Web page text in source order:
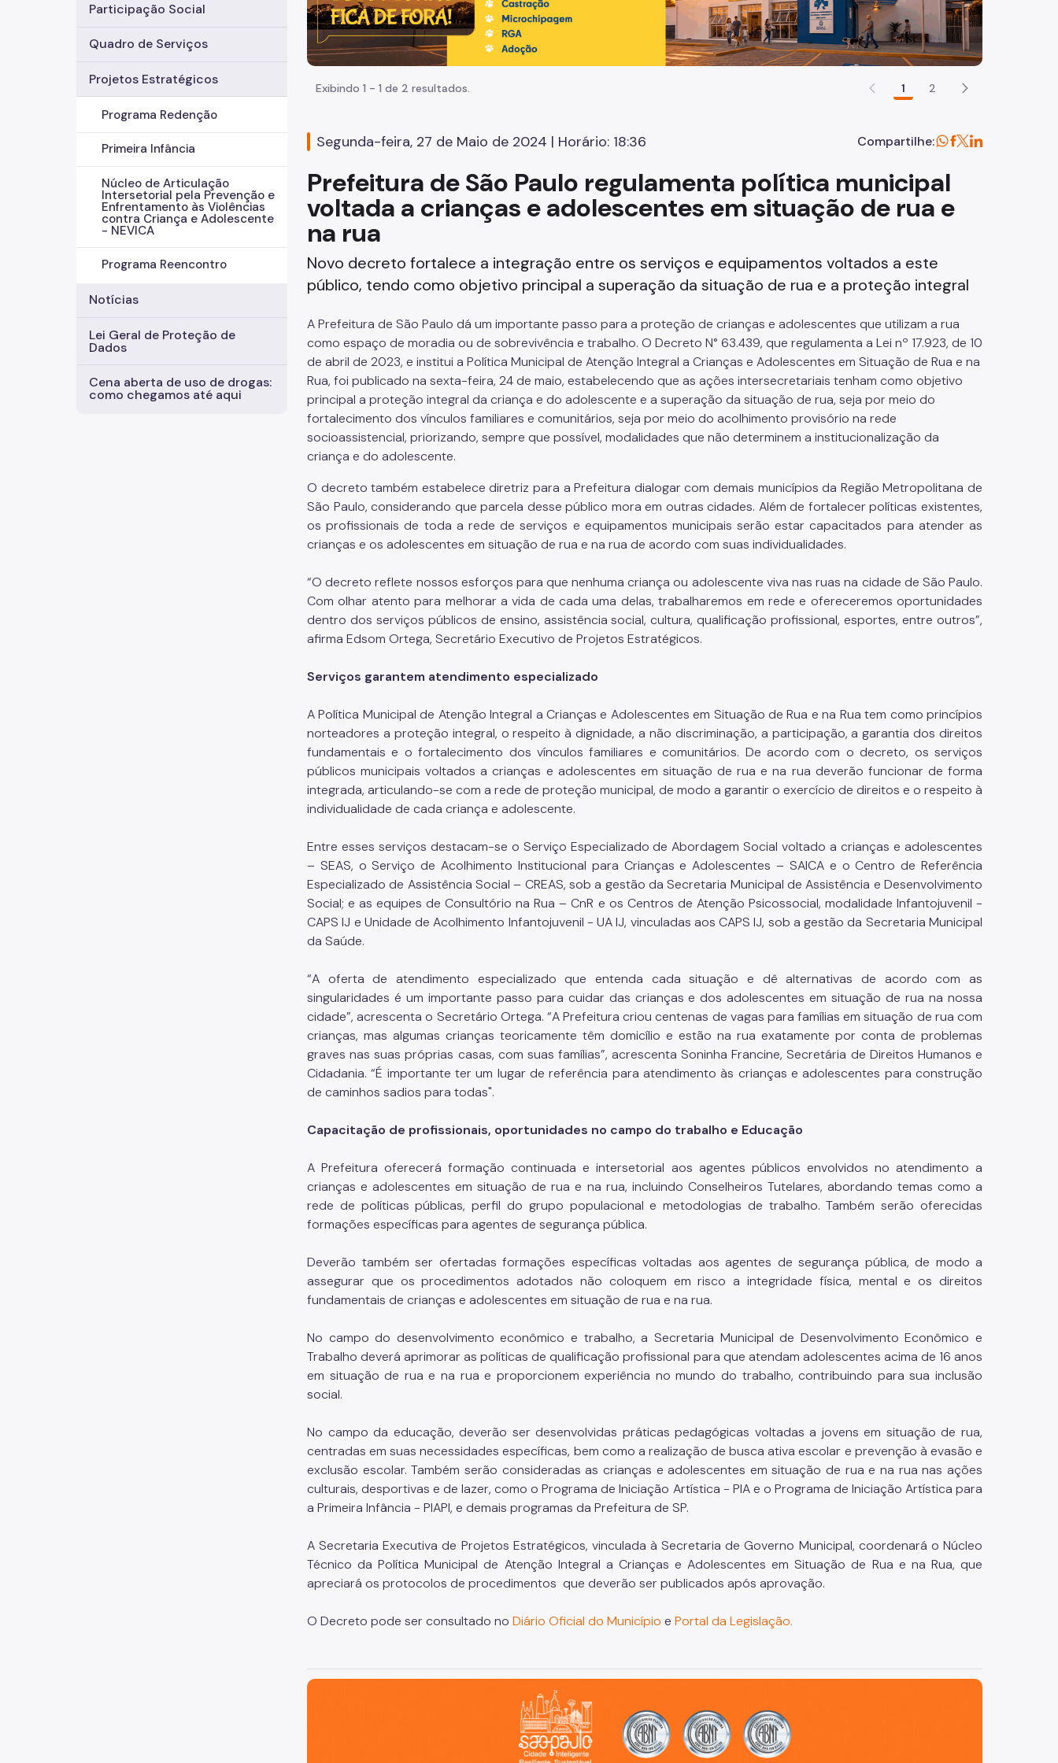
Participação Social
Quadro de Serviços
Projetos Estratégicos
Programa Redenção
Primeira Infância
Núcleo de Articulação
Intersetorial pela Prevenção e
Enfrentamento às Violências
contra Criança e Adolescente
- NEVICA
Programa Reencontro
Notícias
Lei Geral de Proteção de
Dados
Cena aberta de uso de drogas:
como chegamos até aqui
Exibindo 1 - 1 de 2 resultados. 1 2
Segunda-feira, 27 de Maio de 2024 | Horário: 18:36 Compartilhe:
Prefeitura de São Paulo regulamenta política municipal
voltada a crianças e adolescentes em situação de rua e
na rua
Novo decreto fortalece a integração entre os serviços e equipamentos voltados a este
público, tendo como objetivo principal a superação da situação de rua e a proteção integral
A Prefeitura de São Paulo dá um importante passo para a proteção de crianças e adolescentes que utilizam a rua
como espaço de moradia ou de sobrevivência e trabalho. O Decreto N° 63.439, que regulamenta a Lei nº 17.923, de 10
de abril de 2023, e institui a Política Municipal de Atenção Integral a Crianças e Adolescentes em Situação de Rua e na
Rua, foi publicado na sexta-feira, 24 de maio, estabelecendo que as ações intersecretariais tenham como objetivo
principal a proteção integral da criança e do adolescente e a superação da situação de rua, seja por meio do
fortalecimento dos vínculos familiares e comunitários, seja por meio do acolhimento provisório na rede
socioassistencial, priorizando, sempre que possível, modalidades que não determinem a institucionalização da
criança e do adolescente.
O decreto também estabelece diretriz para a Prefeitura dialogar com demais municípios da Região Metropolitana de
São Paulo, considerando que parcela desse público mora em outras cidades. Além de fortalecer políticas existentes,
os profissionais de toda a rede de serviços e equipamentos municipais serão estar capacitados para atender as
crianças e os adolescentes em situação de rua e na rua de acordo com suas individualidades.
“O decreto reflete nossos esforços para que nenhuma criança ou adolescente viva nas ruas na cidade de São Paulo.
Com olhar atento para melhorar a vida de cada uma delas, trabalharemos em rede e ofereceremos oportunidades
dentro dos serviços públicos de ensino, assistência social, cultura, qualificação profissional, esportes, entre outros”,
afirma Edsom Ortega, Secretário Executivo de Projetos Estratégicos.
Serviços garantem atendimento especializado
A Política Municipal de Atenção Integral a Crianças e Adolescentes em Situação de Rua e na Rua tem como princípios
norteadores a proteção integral, o respeito à dignidade, a não discriminação, a participação, a garantia dos direitos
fundamentais e o fortalecimento dos vínculos familiares e comunitários. De acordo com o decreto, os serviços
públicos municipais voltados a crianças e adolescentes em situação de rua e na rua deverão funcionar de forma
integrada, articulando-se com a rede de proteção municipal, de modo a garantir o exercício de direitos e o respeito à
individualidade de cada criança e adolescente.
Entre esses serviços destacam-se o Serviço Especializado de Abordagem Social voltado a crianças e adolescentes
– SEAS, o Serviço de Acolhimento Institucional para Crianças e Adolescentes – SAICA e o Centro de Referência
Especializado de Assistência Social – CREAS, sob a gestão da Secretaria Municipal de Assistência e Desenvolvimento
Social; e as equipes de Consultório na Rua – CnR e os Centros de Atenção Psicossocial, modalidade Infantojuvenil -
CAPS IJ e Unidade de Acolhimento Infantojuvenil - UA IJ, vinculadas aos CAPS IJ, sob a gestão da Secretaria Municipal
da Saúde.
“A oferta de atendimento especializado que entenda cada situação e dê alternativas de acordo com as
singularidades é um importante passo para cuidar das crianças e dos adolescentes em situação de rua na nossa
cidade”, acrescenta o Secretário Ortega. “A Prefeitura criou centenas de vagas para famílias em situação de rua com
crianças, mas algumas crianças teoricamente têm domicílio e estão na rua exatamente por conta de problemas
graves nas suas próprias casas, com suas famílias”, acrescenta Soninha Francine, Secretária de Direitos Humanos e
Cidadania. “É importante ter um lugar de referência para atendimento às crianças e adolescentes para construção
de caminhos sadios para todas".
Capacitação de profissionais, oportunidades no campo do trabalho e Educação
A Prefeitura oferecerá formação continuada e intersetorial aos agentes públicos envolvidos no atendimento a
crianças e adolescentes em situação de rua e na rua, incluindo Conselheiros Tutelares, abordando temas como a
rede de políticas públicas, perfil do grupo populacional e metodologias de trabalho. Também serão oferecidas
formações específicas para agentes de segurança pública.
Deverão também ser ofertadas formações específicas voltadas aos agentes de segurança pública, de modo a
assegurar que os procedimentos adotados não coloquem em risco a integridade física, mental e os direitos
fundamentais de crianças e adolescentes em situação de rua e na rua.
No campo do desenvolvimento econômico e trabalho, a Secretaria Municipal de Desenvolvimento Econômico e
Trabalho deverá aprimorar as políticas de qualificação profissional para que atendam adolescentes acima de 16 anos
em situação de rua e na rua e proporcionem experiência no mundo do trabalho, contribuindo para sua inclusão
social.
No campo da educação, deverão ser desenvolvidas práticas pedagógicas voltadas a jovens em situação de rua,
centradas em suas necessidades específicas, bem como a realização de busca ativa escolar e prevenção à evasão e
exclusão escolar. Também serão consideradas as crianças e adolescentes em situação de rua e na rua nas ações
culturais, desportivas e de lazer, como o Programa de Iniciação Artística - PIA e o Programa de Iniciação Artística para
a Primeira Infância - PIAPI, e demais programas da Prefeitura de SP.
A Secretaria Executiva de Projetos Estratégicos, vinculada à Secretaria de Governo Municipal, coordenará o Núcleo
Técnico da Política Municipal de Atenção Integral a Crianças e Adolescentes em Situação de Rua e na Rua, que
apreciará os protocolos de procedimentos que deverão ser publicados após aprovação.
O Decreto pode ser consultado no Diário Oficial do Município e Portal da Legislação.
São Paulo, cidade inteligente, resiliente e sustentável